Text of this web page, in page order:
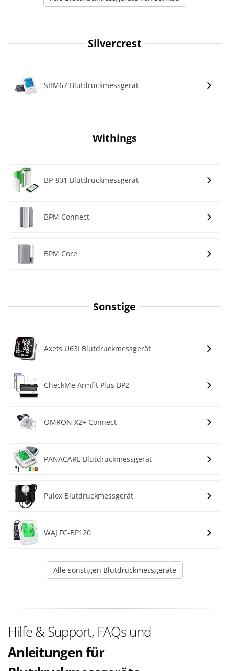
Silvercrest
SBM67 Blutdruckmessgerät
Withings
BP-801 Blutdruckmessgerät
BPM Connect
BPM Core
Sonstige
Axets U63I Blutdruckmessgerät
CheckMe Armfit Plus BP2
OMRON X2+ Connect
PANACARE Blutdruckmessgerät
Pulox Blutdruckmessgerät
WAJ FC-BP120
Alle sonstigen Blutdruckmessgeräte
Hilfe & Support, FAQs und
Anleitungen für